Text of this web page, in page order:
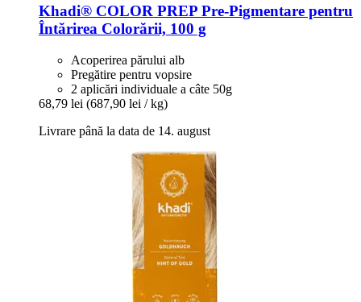
Khadi® COLOR PREP Pre-​Pigmentare pentru
Întărirea Colorării, 100 g
Acoperirea părului alb
Pregătire pentru vopsire
2 aplicări individuale a câte 50g
68,79 lei (687,90 lei / kg)
Livrare până la data de 14. august